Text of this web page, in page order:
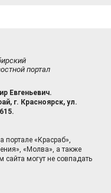
портал
Евгеньевич.
г. Красноярск, ул.
портале «Красраб»,
«Молва», а также
сайта могут не совпадать